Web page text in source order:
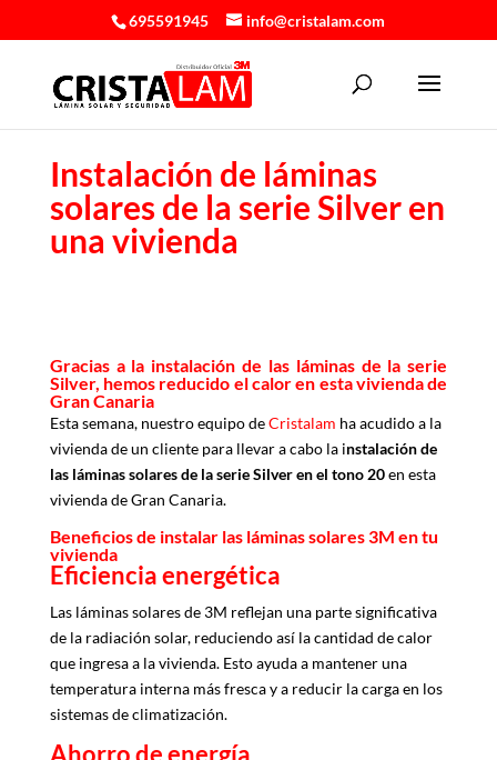
695591945 info@cristalam.com
Instalación de láminas
solares de la serie Silver en
una vivienda
Gracias a la instalación de las láminas de la serie
Silver, hemos reducido el calor en esta vivienda de
Gran Canaria
Esta semana, nuestro equipo deCristalam ha acudido a la
vivienda de un cliente para llevar a cabo la instalación de
las láminas solares de la serie Silver en el tono 20en esta
vivienda de Gran Canaria.
Beneficios de instalar las láminas solares 3M en tu
vivienda
Eficiencia energética
Las láminas solares de 3M reflejan una parte significativa
de la radiación solar, reduciendo así la cantidad de calor
que ingresa a la vivienda. Esto ayuda a mantener una
temperatura interna más fresca y a reducir la carga en los
sistemas de climatización.
Ahorro de energía